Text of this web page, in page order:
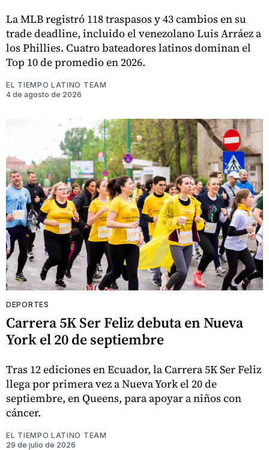
La MLB registró 118 traspasos y 43 cambios en su
trade deadline, incluido el venezolano Luis Arráez a
los Phillies. Cuatro bateadores latinos dominan el
Top 10 de promedio en 2026.
EL TIEMPO LATINO TEAM
4 de agosto de 2026
DEPORTES
Carrera 5K Ser Feliz debuta en Nueva
York el 20 de septiembre
Tras 12 ediciones en Ecuador, la Carrera 5K Ser Feliz
llega por primera vez a Nueva York el 20 de
septiembre, en Queens, para apoyar a niños con
cáncer.
EL TIEMPO LATINO TEAM
29 de julio de 2026